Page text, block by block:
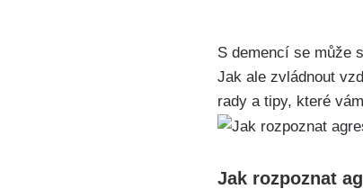
S demencí se může
Jak ale zvládnout
rady a tipy, které
Jak rozpoznat